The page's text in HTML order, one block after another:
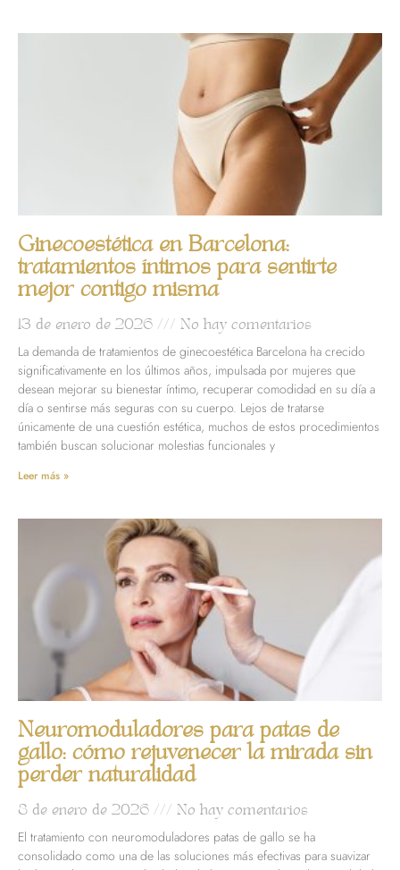
Ginecoestética en Barcelona:
tratamientos íntimos para sentirte
mejor contigo misma
13 de enero de 2026 No hay comentarios
La demanda de tratamientos de ginecoestética Barcelona ha crecido
significativamente en los últimos años, impulsada por mujeres que
desean mejorar su bienestar íntimo, recuperar comodidad en su día a
día o sentirse más seguras con su cuerpo. Lejos de tratarse
únicamente de una cuestión estética, muchos de estos procedimientos
también buscan solucionar molestias funcionales y
Leer más »
Neuromoduladores para patas de
gallo: cómo rejuvenecer la mirada sin
perder naturalidad
8 de enero de 2026 No hay comentarios
El tratamiento con neuromoduladores patas de gallo se ha
consolidado como una de las soluciones más efectivas para suavizar